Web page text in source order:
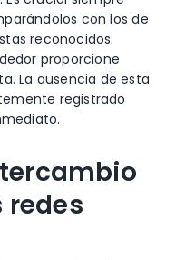
con los de
reconocidos.
proporcione
La ausencia de esta
registrado
redes